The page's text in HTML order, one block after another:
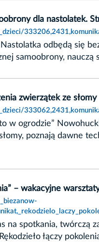
dla nastolatek.
odbędą się
samoobrony,
zwierzątek ze słomy
w ogrodzie”
poznają dawne
– wakacyjne
na spotkania, twórczą
łączy